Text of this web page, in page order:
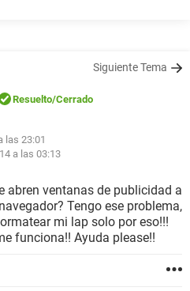
Siguiente Tema
Resuelto/Cerrado
las 23:01
a las 03:13
abren ventanas de publicidad a
Tengo ese problema,
mi lap solo por eso!!!
funciona!! Ayuda please!!